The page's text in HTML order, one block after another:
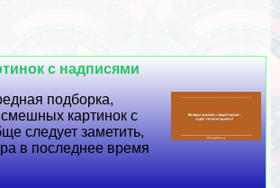
с надписями
подборка,
картинок с
следует заметить,
в последнее время